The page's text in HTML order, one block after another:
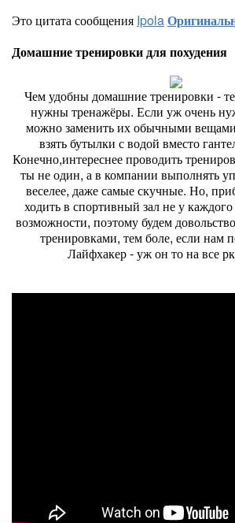
Это цитата сообщения Ipola
Домашние тренировки для похудения
Чем удобны домашние тренировки -
нужны тренажёры. Если уж очень
можно заменить их обычными
взять бутылки с водой вместо
Конечно,интереснее проводить
ты не один, а в компании выполнять
веселее, даже самые скучные. Но,
ходить в спортивный зал не у
возможности, поэтому будем
тренировками, тем боле, если нам
Лайфхакер - уж он то на все